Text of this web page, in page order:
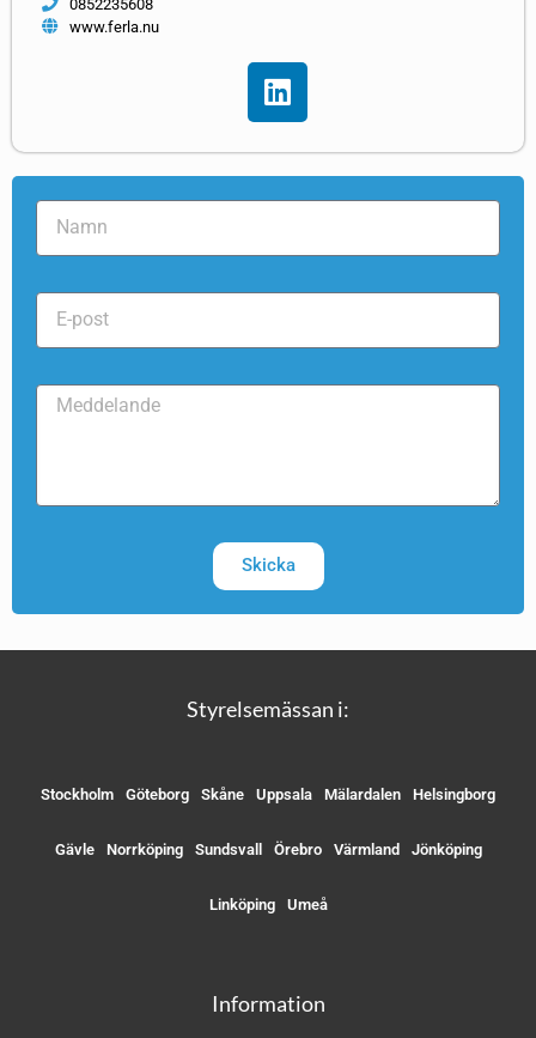
0852235608
www.ferla.nu
Skicka
Styrelsemässan i:
Stockholm Göteborg Skåne Uppsala Mälardalen Helsingborg
Gävle Norrköping Sundsvall Örebro Värmland Jönköping
Linköping Umeå
Information